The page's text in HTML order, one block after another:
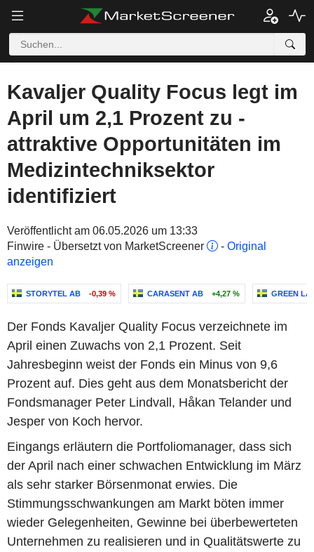
Kavaljer Quality Focus legt im
April um 2,1 Prozent zu -
attraktive Opportunitäten im
Medizintechniksektor
identifiziert
Veröffentlicht am 06.05.2026 um 13:33
Finwire - Übersetzt von MarketScreener
- Original
anzeigen
STORYTEL AB -0,39 % CARASENT AB +4,27 % GREEN
Der Fonds Kavaljer Quality Focus verzeichnete im
April einen Zuwachs von 2,1 Prozent. Seit
Jahresbeginn weist der Fonds ein Minus von 9,6
Prozent auf. Dies geht aus dem Monatsbericht der
Fondsmanager Peter Lindvall, Håkan Telander und
Jesper von Koch hervor.
Eingangs erläutern die Portfoliomanager, dass sich
der April nach einer schwachen Entwicklung im März
als sehr starker Börsenmonat erwies. Die
Stimmungsschwankungen am Markt böten immer
wieder Gelegenheiten, Gewinne bei überbewerteten
Unternehmen zu realisieren und in Qualitätswerte zu